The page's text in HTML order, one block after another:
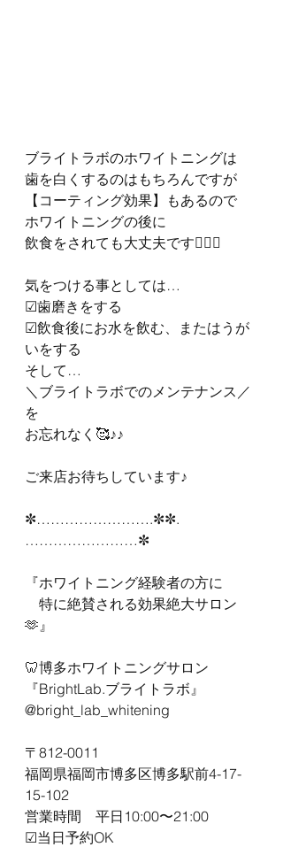
ブライトラボのホワイトニングは
歯を白くするのはもちろんですが
【コーティング効果】もあるので
ホワイトニングの後に
飲食をされても大丈夫です🙆‍♀️✨
気をつける事としては…
☑︎歯磨きをする
☑︎飲食後にお水を飲む、またはうが
いをする
そして…
＼ブライトラボでのメンテナンス／
を
お忘れなく🥰♪♪
ご来店お待ちしています♪
✼…………………….✼✼.
……………………✼
『ホワイトニング経験者の方に
特に絶賛される効果絶大サロン
🫶』
🦷博多ホワイトニングサロン
『BrightLab.ブライトラボ』
@bright_lab_whitening
〒812-0011
福岡県福岡市博多区博多駅前4-17-
15-102
営業時間　平日10:00〜21:00
☑︎当日予約OK